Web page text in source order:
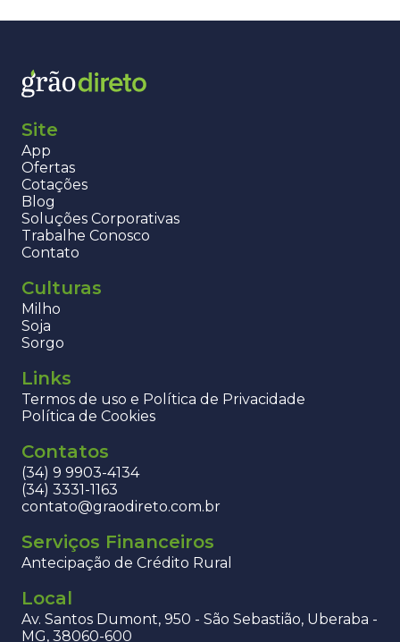
Site
App
Ofertas
Cotações
Blog
Soluções Corporativas
Trabalhe Conosco
Contato
Culturas
Milho
Soja
Sorgo
Links
Termos de uso e Política de Privacidade
Política de Cookies
Contatos
(34) 9 9903-4134
(34) 3331-1163
contato@graodireto.com.br
Serviços Financeiros
Antecipação de Crédito Rural
Local
Av. Santos Dumont, 950 - São Sebastião, Uberaba -
MG, 38060-600